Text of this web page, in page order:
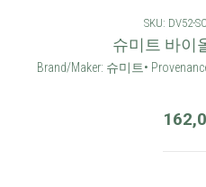
SKU: DV52-
슈미트 바이
Brand/Maker: 슈미트•